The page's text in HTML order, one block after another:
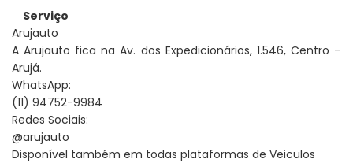
Serviço
Arujauto
A Arujauto fica na Av. dos Expedicionários, 1.546, Centro –
Arujá.
WhatsApp:
(11) 94752-9984
Redes Sociais:
@arujauto
Disponível também em todas plataformas de Veiculos